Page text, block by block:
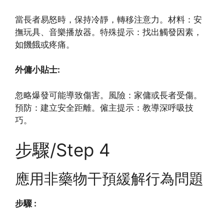
當長者易怒時，保持冷靜，轉移注意力。材料：安
撫玩具、音樂播放器。特殊提示：找出觸發因素，
如饑餓或疼痛。
外傭小貼士:
忽略爆發可能導致傷害。風險：家傭或長者受傷。
預防：建立安全距離。僱主提示：教導深呼吸技
巧。
步驟/Step 4
應用非藥物干預緩解行為問題
步驟 :